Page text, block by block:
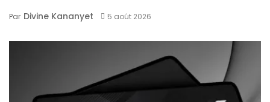
Par Divine Kananyet 5 août 2026